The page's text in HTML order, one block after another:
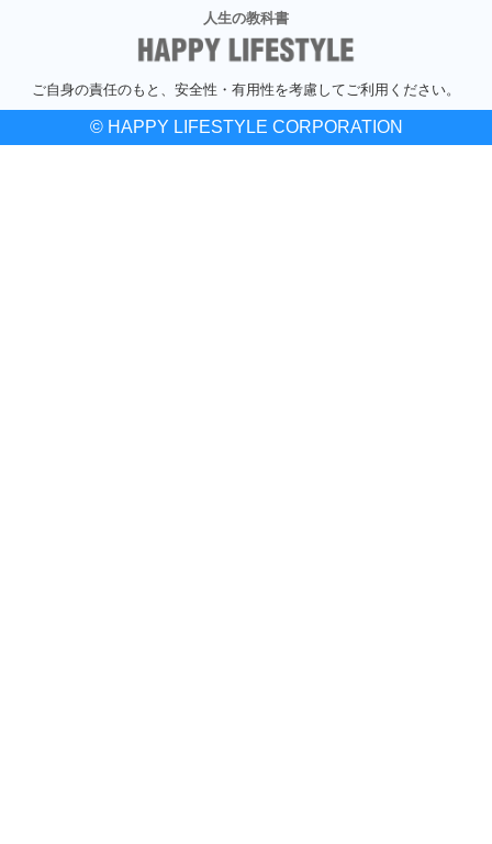
人生の教科書
ご自身の責任のもと、安全性・有用性を考慮してご利用ください。
© HAPPY LIFESTYLE CORPORATION